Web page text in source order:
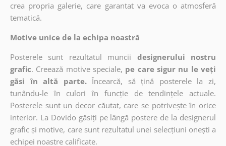
crea propria galerie, care garantat va evoca o atmosferă
tematică.
Motive unice de la echipa noastră
Posterele sunt rezultatul muncii
designerului nostru
grafic. Creează motive speciale, pe care sigur nu le veți
găsi în altă parte. Încearcă, să țină posterele la zi,
tunându-le în culori în funcție de tendințele actuale.
Posterele sunt un decor căutat, care se potrivește în orice
interior. La Dovido găsiți pe lângă postere de la designerul
grafic și motive, care sunt rezultatul unei selecțiuni onești a
echipei noastre calificate.